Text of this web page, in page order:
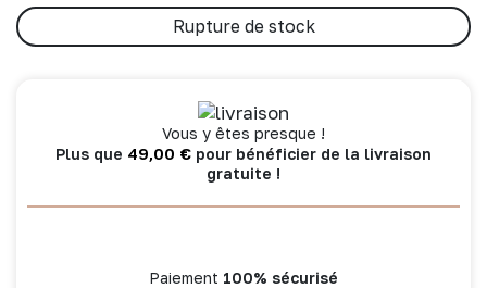
Rupture de stock
Vous y êtes presque !
Plus que 49,00 € pour bénéficier de la livraison
gratuite !
Paiement 100% sécurisé